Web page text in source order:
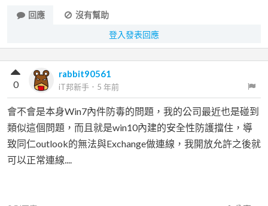
回應
沒有幫助
登入發表回應
rabbit90561
iT邦新手 ． 5 年前
0
會不會是本身Win7內件防毒的問題，我的公司最近也是碰到
類似這個問題，而且就是win10內建的安全性防護擋住，導
致同仁outlook的無法與Exchange做連線，我開放允許之後就
可以正常連線....